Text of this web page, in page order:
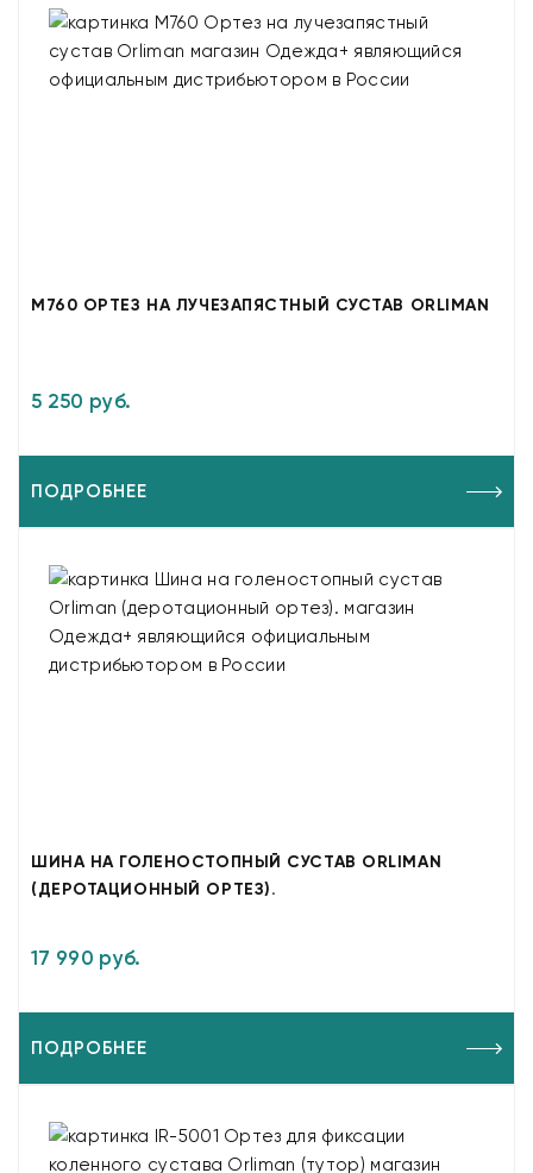
M760 ОРТЕЗ НА ЛУЧЕЗАПЯСТНЫЙ СУСТАВ ORLIMAN
5 250 руб.
ПОДРОБНЕЕ
ШИНА НА ГОЛЕНОСТОПНЫЙ СУСТАВ ORLIMAN
(ДЕРОТАЦИОННЫЙ ОРТЕЗ).
17 990 руб.
ПОДРОБНЕЕ